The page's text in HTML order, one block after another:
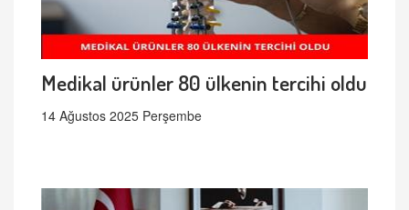
Medikal ürünler 80 ülkenin tercihi oldu
14 Ağustos 2025 Perşembe